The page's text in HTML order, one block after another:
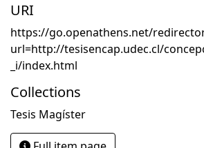
URI
https://go.openathens.net/
url=http://tesisencap.udec.cl/
_i/index.html
Collections
Tesis Magíster